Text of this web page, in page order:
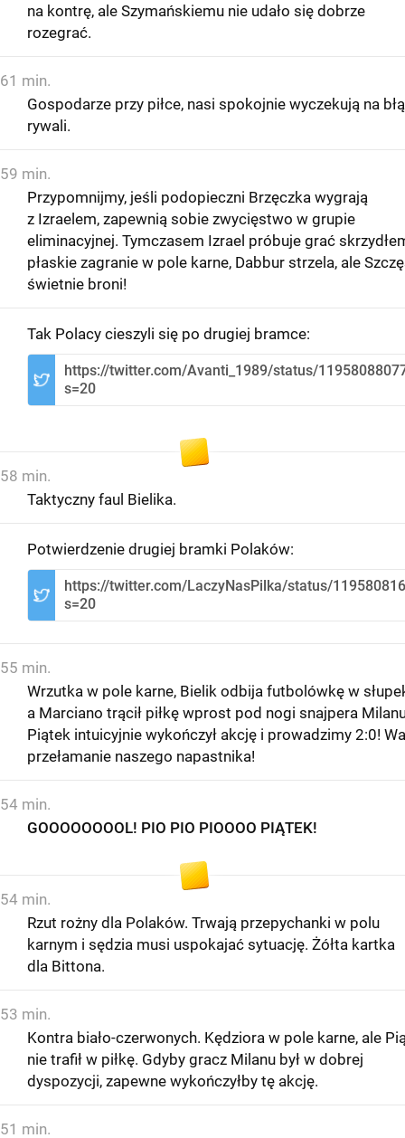
na kontrę, ale Szymańskiemu nie udało się dobrze
rozegrać.
61 min.
Gospodarze przy piłce, nasi spokojnie wyczekują na
rywali.
59 min.
Przypomnijmy, jeśli podopieczni Brzęczka wygrają
z Izraelem, zapewnią sobie zwycięstwo w grupie
eliminacyjnej. Tymczasem Izrael próbuje grać
płaskie zagranie w pole karne, Dabbur strzela, ale
świetnie broni!
Tak Polacy cieszyli się po drugiej bramce:
https://twitter.com/Avanti_1989/status/
s=20
58 min.
Taktyczny faul Bielika.
Potwierdzenie drugiej bramki Polaków:
https://twitter.com/LaczyNasPilka/status/
s=20
55 min.
Wrzutka w pole karne, Bielik odbija futbolówkę w
a Marciano trącił piłkę wprost pod nogi snajpera
Piątek intuicyjnie wykończył akcję i prowadzimy 2:0!
przełamanie naszego napastnika!
54 min.
GOOOOOOOOL! PIO PIO PIOOOO PIĄTEK!
54 min.
Rzut rożny dla Polaków. Trwają przepychanki w polu
karnym i sędzia musi uspokajać sytuację. Żółta kartka
dla Bittona.
53 min.
Kontra biało-czerwonych. Kędziora w pole karne, ale
nie trafił w piłkę. Gdyby gracz Milanu był w dobrej
dyspozycji, zapewne wykończyłby tę akcję.
51 min.